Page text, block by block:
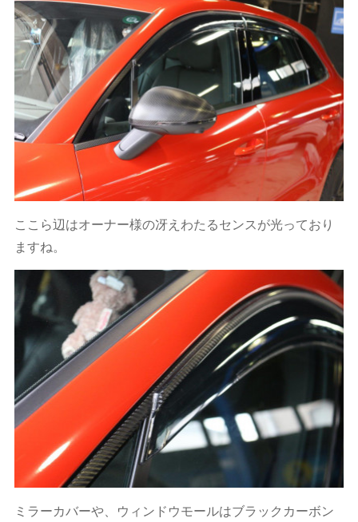
ここら辺はオーナー様の冴えわたるセンスが光っており
ますね。
ミラーカバーや、ウィンドウモールはブラックカーボン